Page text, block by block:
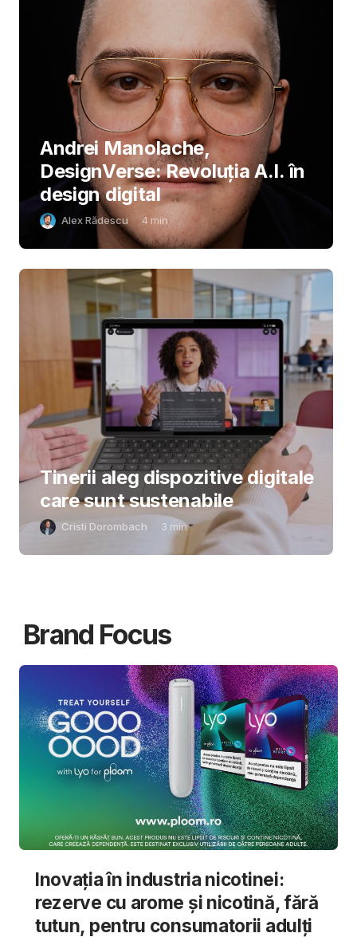
Andrei Manolache,
DesignVerse: Revoluția A.I. în
design digital
Alex Rădescu 4 min
Tinerii aleg dispozitive digitale
care sunt sustenabile
Cristi Dorombach 3 min
Brand Focus
Inovația în industria nicotinei:
rezerve cu arome și nicotină, fără
tutun, pentru consumatorii adulți